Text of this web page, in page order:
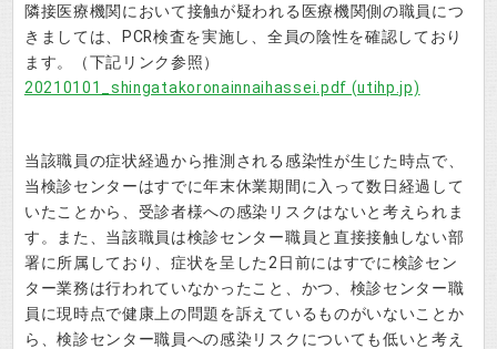
隣接医療機関において接触が疑われる医療機関側の職員につ
きましては、PCR検査を実施し、全員の陰性を確認しており
ます。（下記リンク参照）
20210101_shingatakoronainnaihassei.pdf (utihp.jp)
当該職員の症状経過から推測される感染性が生じた時点で、
当検診センターはすでに年末休業期間に入って数日経過して
いたことから、受診者様への感染リスクはないと考えられま
す。また、当該職員は検診センター職員と直接接触しない部
署に所属しており、症状を呈した2日前にはすでに検診セン
ター業務は行われていなかったこと、かつ、検診センター職
員に現時点で健康上の問題を訴えているものがいないことか
ら、検診センター職員への感染リスクについても低いと考え